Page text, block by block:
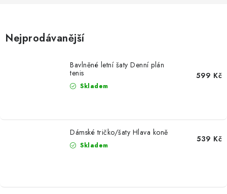
Nejprodávanější
Bavlněné letní šaty Denní plán
tenis
Skladem
599 Kč
Dámské tričko/šaty Hlava koně
Skladem
539 Kč